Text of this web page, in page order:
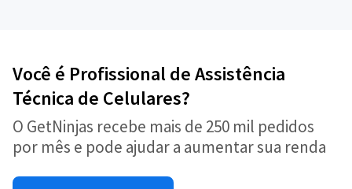
Você é Profissional de Assistência
Técnica de Celulares?
O GetNinjas recebe mais de 250 mil pedidos
por mês e pode ajudar a aumentar sua renda